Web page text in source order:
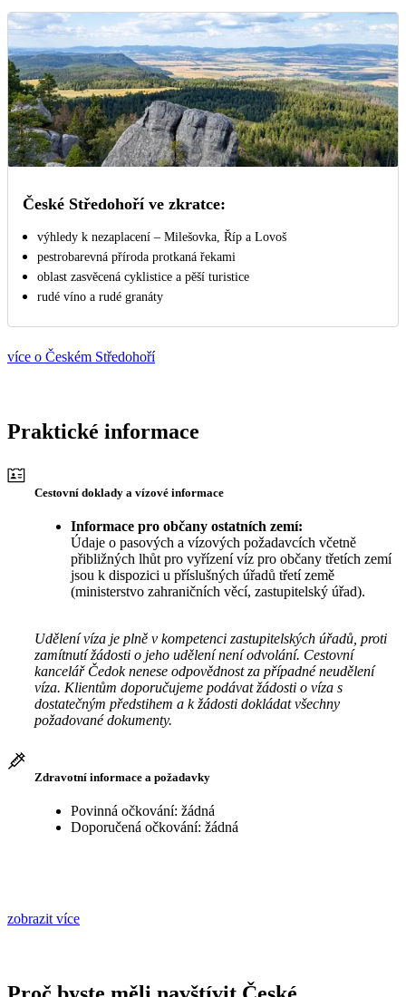
České Středohoří ve zkratce:
výhledy k nezaplacení –⁠⁠⁠⁠⁠⁠ Milešovka, Říp a Lovoš
pestrobarevná příroda protkaná řekami
oblast zasvěcená cyklistice a pěší turistice
rudé víno a rudé granáty
více o Českém Středohoří
Praktické informace
Cestovní doklady a vízové informace
Informace pro občany ostatních zemí:
Údaje o pasových a vízových požadavcích včetně
přibližných lhůt pro vyřízení víz pro občany třetích zemí
jsou k dispozici u příslušných úřadů třetí země
(ministerstvo zahraničních věcí, zastupitelský úřad).
Udělení víza je plně v kompetenci zastupitelských úřadů, proti
zamítnutí žádosti o jeho udělení není odvolání. Cestovní
kancelář Čedok nenese odpovědnost za případné neudělení
víza. Klientům doporučujeme podávat žádosti o víza s
dostatečným předstihem a k žádosti dokládat všechny
požadované dokumenty.
Zdravotní informace a požadavky
Povinná očkování: žádná
Doporučená očkování: žádná
zobrazit více